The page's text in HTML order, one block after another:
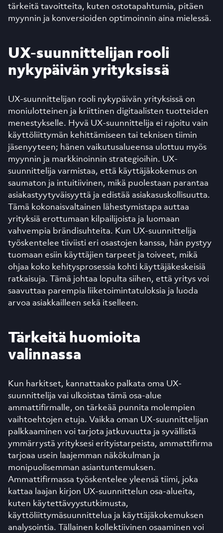
tärkeitä tavoitteita, kuten ostotapahtumia, pitäen
myynnin ja konversioiden optimoinnin aina mielessä.
UX-suunnittelijan rooli
nykypäivän yrityksissä
UX-suunnittelijan rooli nykypäivän yrityksissä on
moniulotteinen ja kriittinen digitaalisten tuotteiden
menestykselle. Hyvä UX-suunnittelija ei rajoitu vain
käyttöliittymän kehittämiseen tai teknisen tiimin
jäsenyyteen; hänen vaikutusalueensa ulottuu myös
myynnin ja markkinoinnin strategioihin. UX-
suunnittelija varmistaa, että käyttäjäkokemus on
saumaton ja intuitiivinen, mikä puolestaan parantaa
asiakastyytyväisyyttä ja edistää asiakasuskollisuutta.
Tämä kokonaisvaltainen lähestymistapa auttaa
yrityksiä erottumaan kilpailijoista ja luomaan
vahvempia brändisuhteita. Kun UX-suunnittelija
työskentelee tiiviisti eri osastojen kanssa, hän pystyy
tuomaan esiin käyttäjien tarpeet ja toiveet, mikä
ohjaa koko kehitysprosessia kohti käyttäjäkeskeisiä
ratkaisuja. Tämä johtaa lopulta siihen, että yritys voi
saavuttaa parempia liiketoimintatuloksia ja luoda
arvoa asiakkailleen sekä itselleen.
Tärkeitä huomioita
valinnassa
Kun harkitset, kannattaako palkata oma UX-
suunnittelija vai ulkoistaa tämä osa-alue
ammattifirmalle, on tärkeää punnita molempien
vaihtoehtojen etuja. Vaikka oman UX-suunnittelijan
palkkaaminen voi tarjota jatkuvuutta ja syvällistä
ymmärrystä yrityksesi erityistarpeista, ammattifirma
tarjoaa usein laajemman näkökulman ja
monipuolisemman asiantuntemuksen.
Ammattifirmassa työskentelee yleensä tiimi, joka
kattaa laajan kirjon UX-suunnittelun osa-alueita,
kuten käytettävyystutkimusta,
käyttöliittymäsuunnittelua ja käyttäjäkokemuksen
analysointia. Tällainen kollektiivinen osaaminen voi